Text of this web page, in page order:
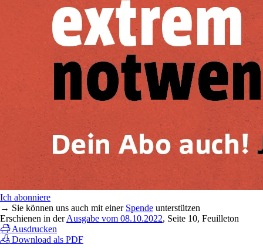
Ich abonniere
→ Sie können uns auch mit einer Spende unterstützen
Erschienen in derAusgabe vom 08.10.2022, Seite 10, Feuilleton
Ausdrucken
Download als PDF